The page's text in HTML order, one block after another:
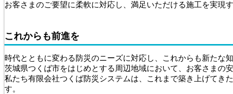
お客さまのご要望に柔軟に対応し、満足いただける施工を実現
これからも前進を
時代とともに変わる防災のニーズに対応し、これからも新たな
茨城県つくば市をはじめとする周辺地域において、お客さまの
私たち有限会社つくば防災システムは、これまで築き上げてき
す。